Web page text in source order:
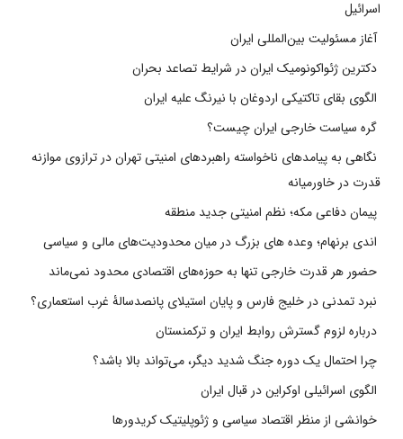
اسرائیل
آغاز مسئولیت بین‌المللی ایران
دکترین ژئواکونومیک ایران در شرایط تصاعد بحران
الگوی بقای تاکتیکی اردوغان با نیرنگ علیه ایران
گره سیاست خارجی ایران چیست؟
نگاهی به پیامدهای ناخواسته راهبردهای امنیتی تهران در ترازوی موازنه
قدرت در خاورمیانه
پیمان دفاعی مکه؛ نظم امنیتی جدید منطقه
اندی برنهام؛ وعده های بزرگ در میان محدودیت‌های مالی و سیاسی
حضور هر قدرت خارجی تنها به حوزه‌های اقتصادی محدود نمی‌ماند
نبرد تمدنی در خلیج فارس و پایان استیلای پانصدسالۀ غرب استعماری؟
درباره لزوم گسترش روابط ایران و ترکمنستان
چرا احتمال یک دوره جنگ شدید دیگر، می‌تواند بالا باشد؟
الگوی اسرائیلی اوکراین در قبال ایران
خوانشی از منظر اقتصاد سیاسی و ژئوپلیتیک کریدورها